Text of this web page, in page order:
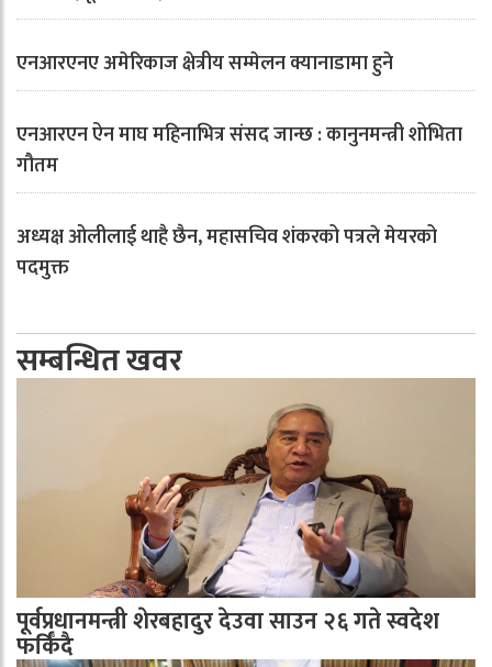
एनआरएनए अमेरिकाज क्षेत्रीय सम्मेलन क्यानाडामा हुने
एनआरएन ऐन माघ महिनाभित्र संसद जान्छ : कानुनमन्त्री शोभिता
गौतम
अध्यक्ष ओलीलाई थाहै छैन, महासचिव शंकरको पत्रले मेयरको
पदमुक्त
सम्बन्धित खवर
पूर्वप्रधानमन्त्री शेरबहादुर देउवा साउन २६ गते स्वदेश
फर्किँदै